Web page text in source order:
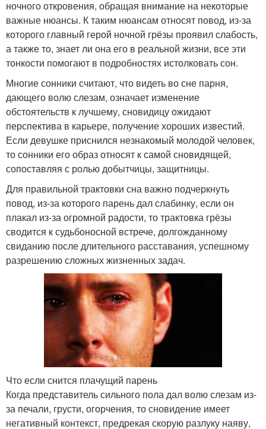
ночного откровения, обращая внимание на некоторые
важные нюансы. К таким нюансам относят повод, из-за
которого главный герой ночной грёзы проявил слабость,
а также то, знает ли она его в реальной жизни, все эти
тонкости помогают в подробностях истолковать сон.
Многие сонники считают, что видеть во сне парня,
дающего волю слезам, означает изменение
обстоятельств к лучшему, сновидицу ожидают
перспектива в карьере, получение хороших известий.
Если девушке приснился незнакомый молодой человек,
то сонники его образ относят к самой сновидящей,
сопоставляя с ролью добытчицы, защитницы.
Для правильной трактовки сна важно подчеркнуть
повод, из-за которого парень дал слабинку, если он
плакал из-за огромной радости, то трактовка грёзы
сводится к судьбоносной встрече, долгожданному
свиданию после длительного расставания, успешному
разрешению сложных жизненных задач.
Что если снится плачущий парень
Когда представитель сильного пола дал волю слезам из-
за печали, грусти, огорчения, то сновидение имеет
негативный контекст, предрекая скорую разлуку наяву,